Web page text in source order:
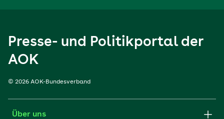
Presse- und Politikportal der
AOK
© 2026 AOK-Bundesverband
Über uns